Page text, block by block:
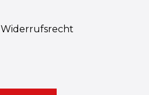
Widerrufs­recht